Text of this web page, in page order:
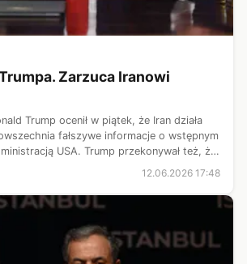
Zarzuca Iranowi
Trump ocenił w piątek, że Iran działa
fałszywe informacje o wstępnym
USA. Trump przekonywał też, że
warunki nie odpowiadają zapisom
12.06.2026 17:48